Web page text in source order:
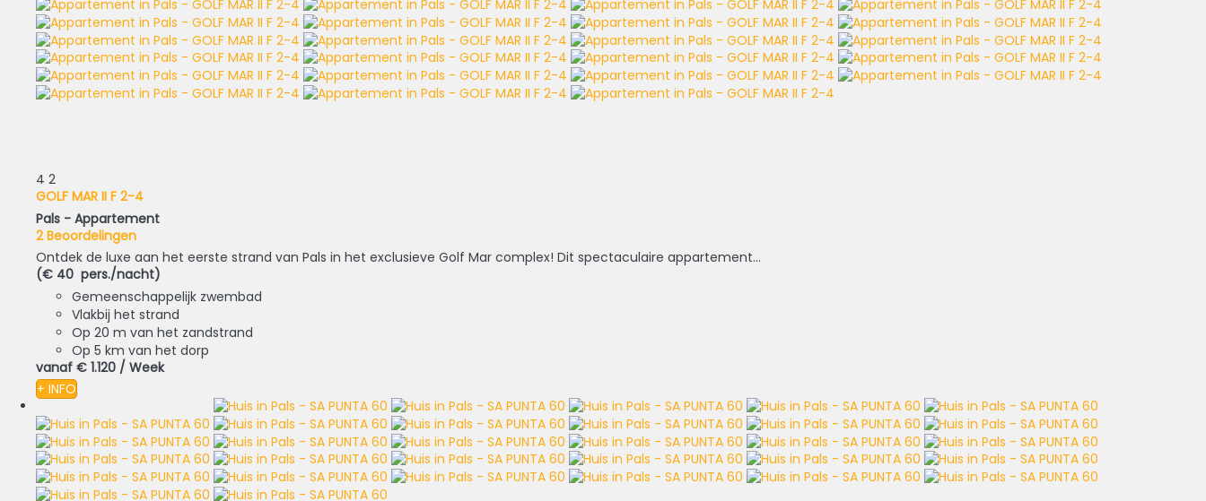
4 2
GOLF MAR II F 2-4
Pals - Appartement
2 Beoordelingen
Ontdek de luxe aan het eerste strand van Pals in het exclusieve Golf Mar complex! Dit spectaculaire appartement...
(€ 40 pers./nacht)
Gemeenschappelijk zwembad
Vlakbij het strand
Op 20 m van het zandstrand
Op 5 km van het dorp
vanaf € 1.120 / Week
+ INFO